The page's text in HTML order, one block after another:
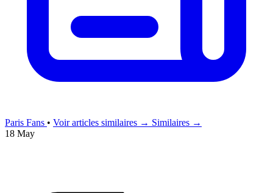
Paris Fans • Voir articles similaires → Similaires →
18 May